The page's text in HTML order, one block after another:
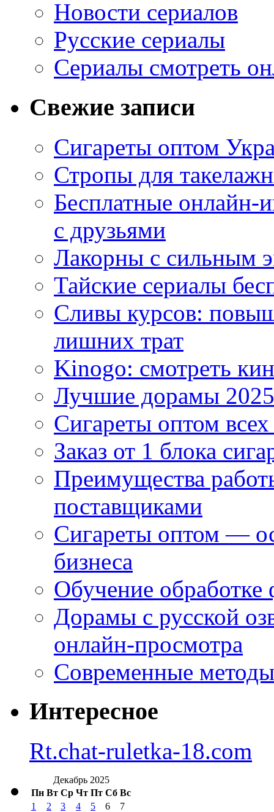
Новости сериалов
Русские сериалы
Сериалы смотреть
Свежие записи
Сигареты оптом
Стропы для
Бесплатные
с друзьями
Лакорны с сильным
Тайские сериалы
Сливы курсов:
лишних трат
Kinogo: смотреть
Лучшие дорамы
Сигареты оптом
Заказ от 1 блока
Преимущества
поставщиками
Сигареты оптом —
бизнеса
Обучение
Дорамы с русской
онлайн-просмотра
Современные
Интересное
Rt.chat-ruletka-18.com
Декабрь 2025
Пн Вт Ср Чт Пт Сб Вс
1 2 3 4 5 6
7